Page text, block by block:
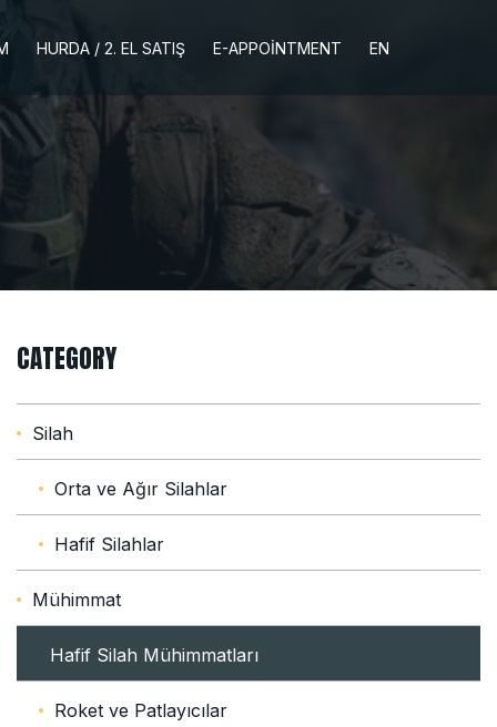
HURDA / 2. EL SATIŞ E-APPOINTMENT EN
CATEGORY
Silah
Orta ve Ağır Silahlar
Hafif Silahlar
Mühimmat
Hafif Silah Mühimmatları
Roket ve Patlayıcılar